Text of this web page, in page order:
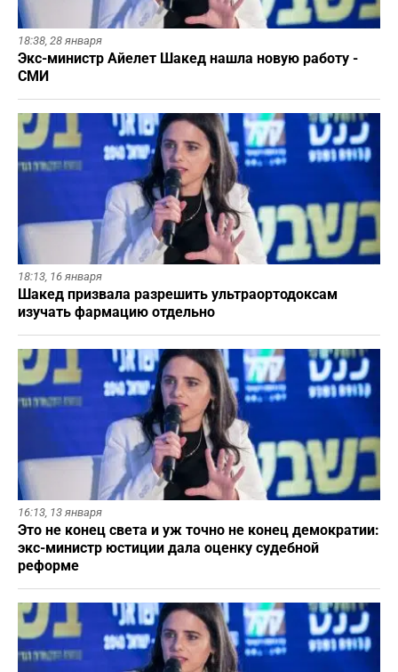
18:38, 28 января
Экс-министр Айелет Шакед нашла новую работу -
СМИ
18:13, 16 января
Шакед призвала разрешить ультраортодоксам
изучать фармацию отдельно
16:13, 13 января
Это не конец света и уж точно не конец демократии:
экс-министр юстиции дала оценку судебной
реформе